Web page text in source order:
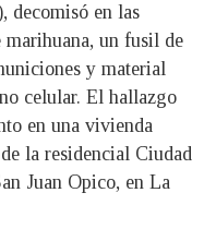
en las
marihuana, un fusil de
y material
celular. El hallazgo
en una vivienda
la residencial Ciudad
Juan Opico, en La